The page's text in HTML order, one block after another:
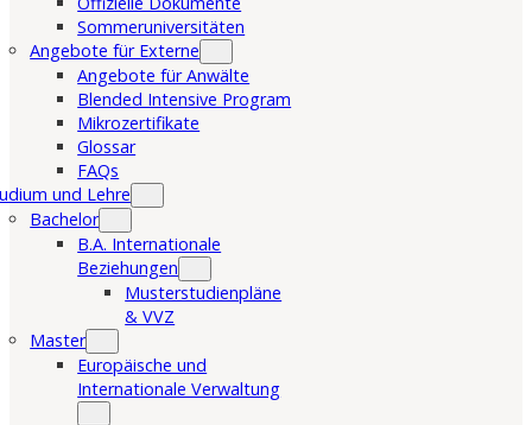
Sommeruniversitäten
Angebote für Externe
Angebote für Anwälte
Blended Intensive Program
Mikrozertifikate
Glossar
FAQs
und Lehre
Bachelor
B.A. Internationale
Beziehungen
Musterstudienpläne
& VVZ
Master
Europäische und
Internationale Verwaltung